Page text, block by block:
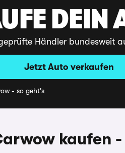
DEIN
Händler bundesweit
Jetzt Auto verkaufen
- so geht's
kaufen -